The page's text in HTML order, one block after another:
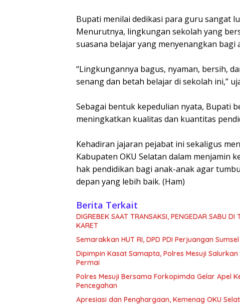
Bupati menilai dedikasi para guru sangat
Menurutnya, lingkungan sekolah yang
suasana belajar yang menyenangkan bagi
“Lingkungannya bagus, nyaman, bersih,
senang dan betah belajar di sekolah ini,”
Sebagai bentuk kepedulian nyata, Bupati
meningkatkan kualitas dan kuantitas
Kehadiran jajaran pejabat ini sekaligus
Kabupaten OKU Selatan dalam menjamin
hak pendidikan bagi anak-anak agar
depan yang lebih baik. (Ham)
Berita Terkait
DIGREBEK SAAT TRANSAKSI, PENGEDAR SABU
KARET
Semarakkan HUT RI, DPD PDI Perjuangan
Dipimpin Kasat Samapta, Polres Mesuji
Permai
Polres Mesuji Bersama Forkopimda Gelar Apel
Pencegahan
Apresiasi dan Penghargaan, Kemenag OKU